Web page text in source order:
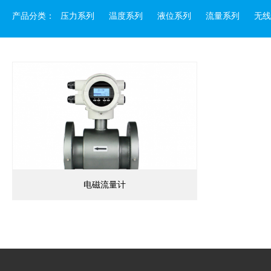
产品分类： 压力系列 温度系列 液位系列 流量系列 无
电磁流量计